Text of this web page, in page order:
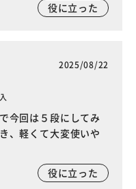
役に立った
2025/08/22
今回は５段にしてみ
、軽くて大変使いや
役に立った